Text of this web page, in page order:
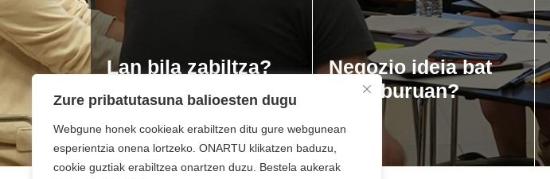
Zure pribatutasuna balioesten dugu
Webgune honek cookieak erabiltzen ditu gure webgunean
esperientzia onena lortzeko. ONARTU klikatzen baduzu,
cookie guztiak erabiltzea onartzen duzu. Bestela aukerak
Lan bila zabiltza?
Negozio ideia bat
duzu buruan?